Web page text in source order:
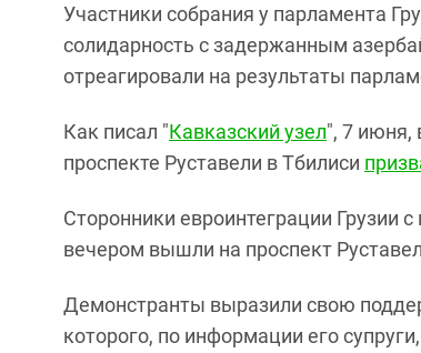
Участники собрания у парламента
солидарность с задержанным
отреагировали на результаты
Как писал "Кавказский узел", 7 июня,
проспекте Руставели в Тбилиси
Сторонники евроинтеграции
вечером вышли на проспект
Демонстранты выразили свою
которого, по информации его